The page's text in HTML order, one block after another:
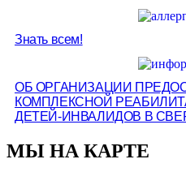
Знать всем!
ОБ ОРГАНИЗАЦИИ
КОМПЛЕКСНОЙ
ДЕТЕЙ-ИНВАЛИДОВ В
МЫ НА КАРТЕ